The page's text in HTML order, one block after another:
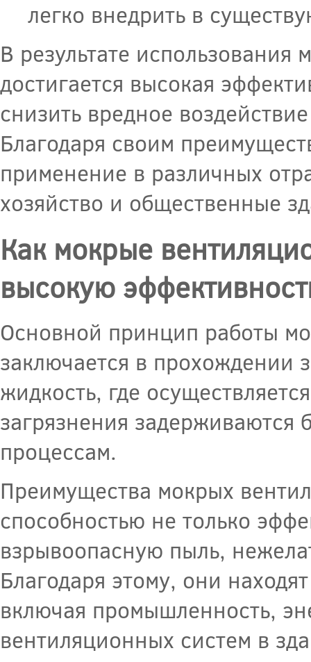
легко внедрить в
В результате
достигается высокая
снизить вредное
Благодаря своим
применение в различных
хозяйство и общественные
Как мокрые
высокую
Основной принцип работы
заключается в прохождении
жидкость, где
загрязнения
процессам.
Преимущества мокрых
способностью не только
взрывоопасную пыль,
Благодаря этому, они
включая промышленность,
вентиляционных систем в